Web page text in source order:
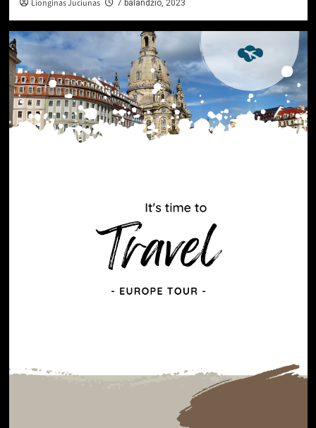
Lionginas Juciunas 7 balandžio, 2023